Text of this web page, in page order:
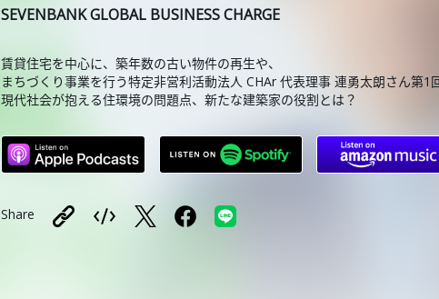
SEVENBANK GLOBAL BUSINESS CHARGE
賃貸住宅を中心に、築年数の古い物件の再生や、
まちづくり事業を行う特定非営利活動法人 CHAr 代表理事 連勇太朗さん第1回
現代社会が抱える住環境の問題点、新たな建築家の役割とは？
Share